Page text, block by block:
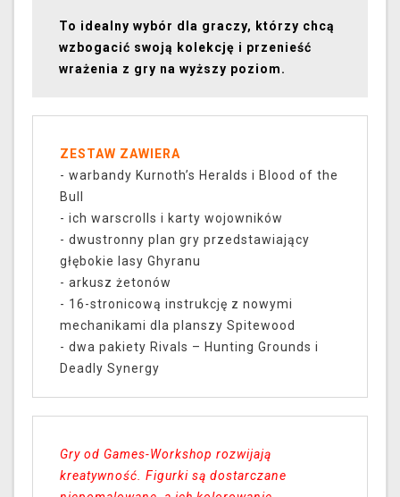
To idealny wybór dla graczy, którzy chcą
wzbogacić swoją kolekcję i przenieść
wrażenia z gry na wyższy poziom.
ZESTAW ZAWIERA
- warbandy Kurnoth’s Heralds i Blood of the
Bull
- ich warscrolls i karty wojowników
- dwustronny plan gry przedstawiający
głębokie lasy Ghyranu
- arkusz żetonów
- 16-stronicową instrukcję z nowymi
mechanikami dla planszy Spitewood
- dwa pakiety Rivals – Hunting Grounds i
Deadly Synergy
Gry od Games-Workshop rozwijają
kreatywność. Figurki są dostarczane